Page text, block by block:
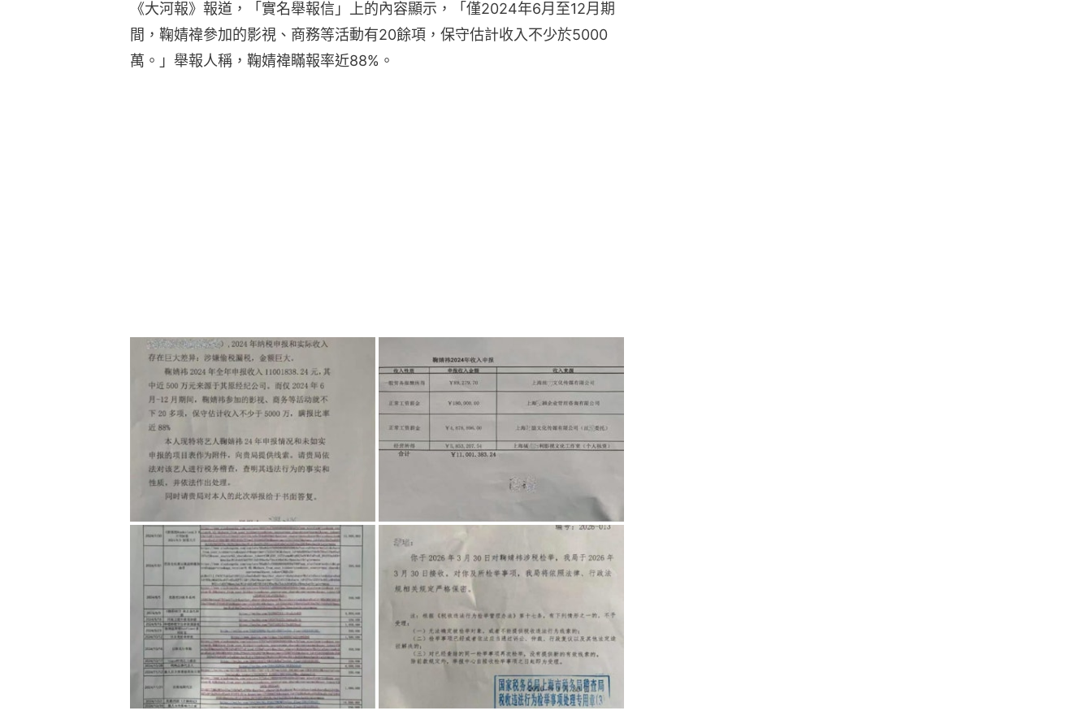
《大河報》報道，「實名舉報信」上的內容顯示，「僅2024年6月至12月期
間，鞠婧禕參加的影視、商務等活動有20餘項，保守估計收入不少於5000
萬。」舉報人稱，鞠婧禕瞞報率近88%。